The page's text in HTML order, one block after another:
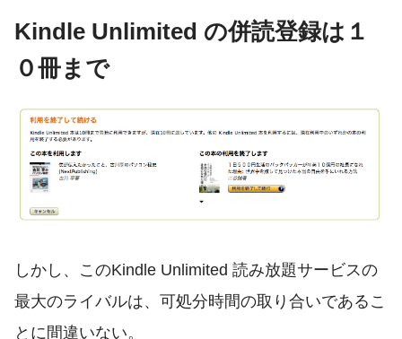
Kindle Unlimited の併読登録は１
０冊まで
しかし、このKindle Unlimited 読み放題サービスの
最大のライバルは、可処分時間の取り合いであるこ
とに間違いない。